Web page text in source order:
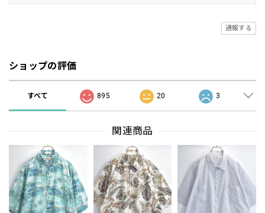
通報する
ショップの評価
すべて 895 20 3
関連商品